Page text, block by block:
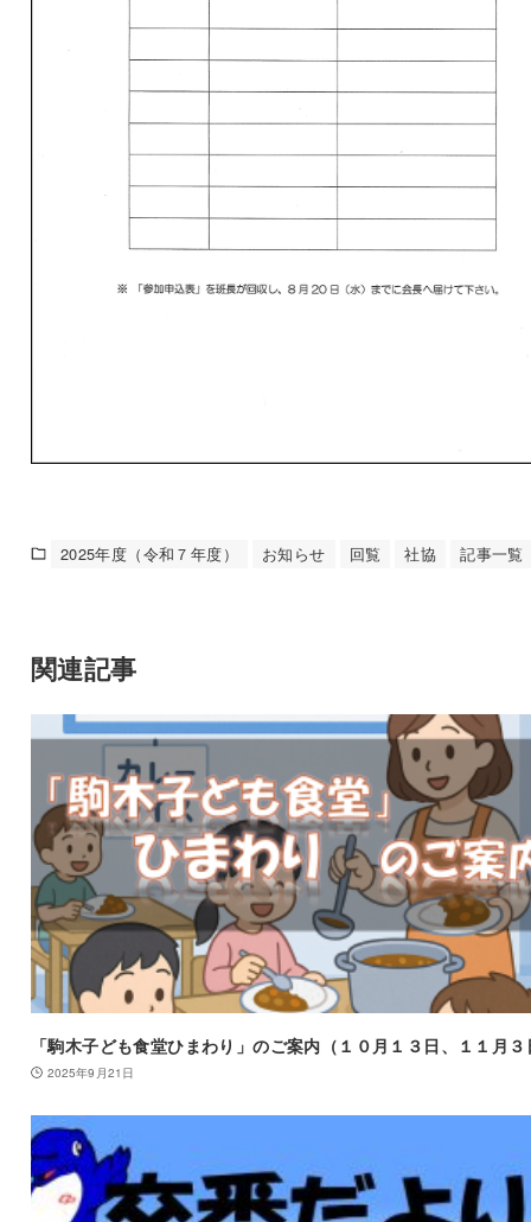
2025年度（令和７年度） お知らせ 回覧 社協 記事一覧
関連記事
「駒木子ども食堂ひまわり」のご案内（１０月１３日、１１月３
2025年9月21日